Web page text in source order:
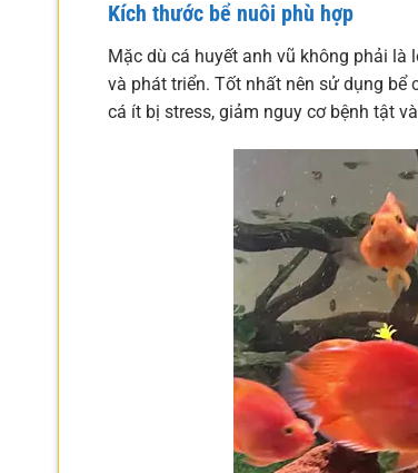
Kích thước bể nuôi phù hợp
Mặc dù cá huyết anh vũ không phải
và phát triển. Tốt nhất nên sử dụng
cá ít bị stress, giảm nguy cơ bệnh tật